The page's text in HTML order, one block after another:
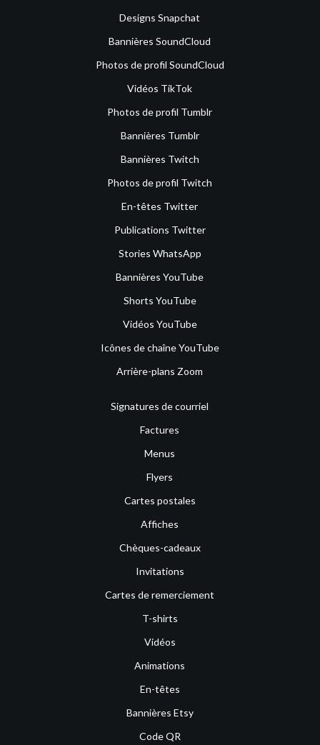
Designs Snapchat
Bannières SoundCloud
Photos de profil SoundCloud
Vidéos TikTok
Photos de profil Tumblr
Bannières Tumblr
Bannières Twitch
Photos de profil Twitch
En-têtes Twitter
Publications Twitter
Stories WhatsApp
Bannières YouTube
Shorts YouTube
Vidéos YouTube
Icônes de chaîne YouTube
Arrière-plans Zoom
Signatures de courriel
Factures
Menus
Flyers
Cartes postales
Affiches
Chèques-cadeaux
Invitations
Cartes de remerciement
T-shirts
Vidéos
Animations
En-têtes
Bannières Etsy
Code QR